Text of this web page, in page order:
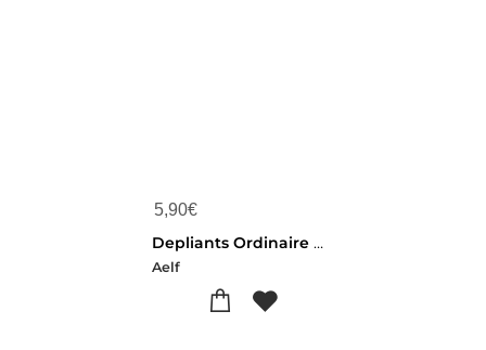
5,90€
Depliants Ordinaire De La Messe - Pack De 15 Ex - Jeunesse
Aelf